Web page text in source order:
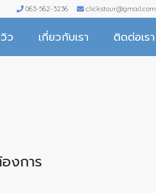
063-562-3236 clickstour@gmail.com
ว เกี่ยวกับเรา ติดต่อเรา
งการ